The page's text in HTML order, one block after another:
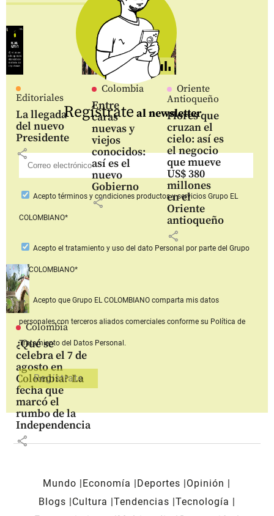
Editoriales
La llegada
del nuevo
Presidente
share
Colombia
Entre
caras
nuevas y
viejos
conocidos:
así es el
nuevo
Gobierno
share
Oriente
Antioqueño
Flores que
cruzan el
cielo: así es
el negocio
que mueve
US$ 380
millones
en el
Oriente
antioqueño
share
Colombia
¿Qué se
celebra el 7 de
agosto en
Colombia? La
fecha que
marcó el
rumbo de la
Independencia
share
Regístrate al newsletter
Aceptotérminos y condiciones productos y serviciosGrupo EL
COLOMBIANO*
Acepto el tratamiento y uso del dato Personal por parte del Grupo
EL COLOMBIANO*
Acepto que Grupo EL COLOMBIANOcomparta mis datos
personales con terceros aliados comerciales conforme su Política de
Tratamiento del Datos Personal.
Mundo Economía Deportes
Opinión
Blogs
Cultura Tendencias Tecnología